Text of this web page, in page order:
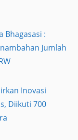
Bhagasasi :
Jumlah
Inovasi
Diikuti 700